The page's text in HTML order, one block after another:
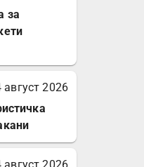
за
август 2026